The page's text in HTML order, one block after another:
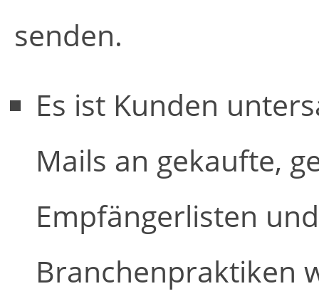
senden.
Es ist Kunden
Mails an gekaufte,
Empfängerlisten
Branchenpraktiken